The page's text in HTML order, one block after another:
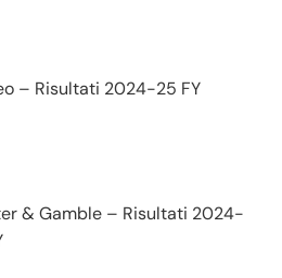
– Risultati 2024-25 FY
& Gamble – Risultati 2024-